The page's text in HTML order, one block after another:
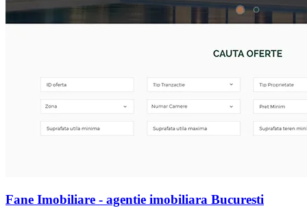
Fane Imobiliare - agentie imobiliara Bucuresti